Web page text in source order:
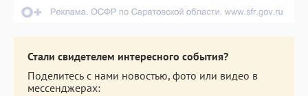
Стали свидетелем интересного события?
Поделитесь с нами новостью, фото или видео в
мессенджерах: